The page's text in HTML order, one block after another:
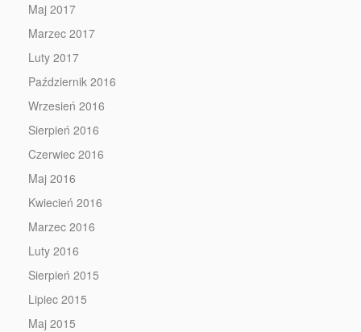
Maj 2017
Marzec 2017
Luty 2017
Październik 2016
Wrzesień 2016
Sierpień 2016
Czerwiec 2016
Maj 2016
Kwiecień 2016
Marzec 2016
Luty 2016
Sierpień 2015
Lipiec 2015
Maj 2015